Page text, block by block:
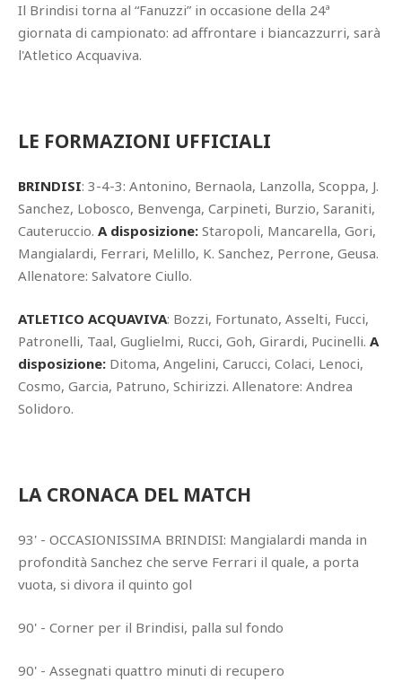
Il Brindisi torna al “Fanuzzi” in occasione della 24ª
giornata di campionato: ad affrontare i biancazzurri, sarà
l'Atletico Acquaviva.
LE FORMAZIONI UFFICIALI
BRINDISI: 3-4-3: Antonino, Bernaola, Lanzolla, Scoppa, J.
Sanchez, Lobosco, Benvenga, Carpineti, Burzio, Saraniti,
Cauteruccio. A disposizione: Staropoli, Mancarella, Gori,
Mangialardi, Ferrari, Melillo, K. Sanchez, Perrone, Geusa.
Allenatore: Salvatore Ciullo.
ATLETICO ACQUAVIVA: Bozzi, Fortunato, Asselti, Fucci,
Patronelli, Taal, Guglielmi, Rucci, Goh, Girardi, Pucinelli. A
disposizione: Ditoma, Angelini, Carucci, Colaci, Lenoci,
Cosmo, Garcia, Patruno, Schirizzi. Allenatore: Andrea
Solidoro.
LA CRONACA DEL MATCH
93' - OCCASIONISSIMA BRINDISI: Mangialardi manda in
profondità Sanchez che serve Ferrari il quale, a porta
vuota, si divora il quinto gol
90' - Corner per il Brindisi, palla sul fondo
90' - Assegnati quattro minuti di recupero